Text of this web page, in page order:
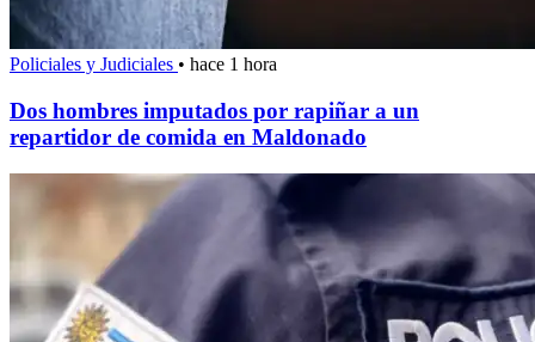
Policiales y Judiciales • hace 1 hora
Dos hombres imputados por rapiñar a un
repartidor de comida en Maldonado